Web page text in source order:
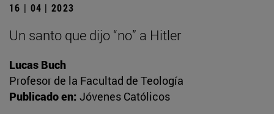
16 | 04 | 2023
Un santo que dijo “no” a Hitler
Lucas Buch
Profesor de la Facultad de Teología
Publicado en: Jóvenes Católicos